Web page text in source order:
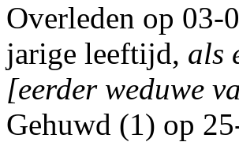
Overleden op 03-
jarige leeftijd, als
[eerder weduwe
Gehuwd (1) op